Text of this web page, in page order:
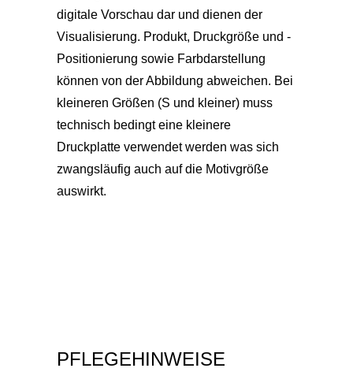
digitale Vorschau dar und dienen der
Visualisierung. Produkt, Druckgröße und -
Positionierung sowie Farbdarstellung
können von der Abbildung abweichen. Bei
kleineren Größen (S und kleiner) muss
technisch bedingt eine kleinere
Druckplatte verwendet werden was sich
zwangsläufig auch auf die Motivgröße
auswirkt.
PFLEGEHINWEISE